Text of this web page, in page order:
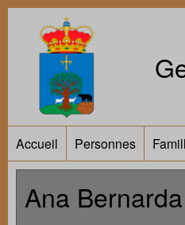
Accueil Personnes
Ana